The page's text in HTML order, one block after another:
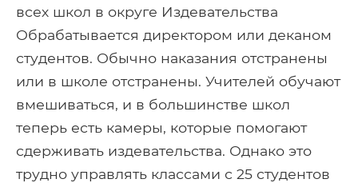
всех школ в округе Издевательства
Обрабатывается директором или деканом
студентов. Обычно наказания отстранены
или в школе отстранены. Учителей обучают
вмешиваться, и в большинстве школ
теперь есть камеры, которые помогают
сдерживать издевательства. Однако это
трудно управлять классами с 25 студентов